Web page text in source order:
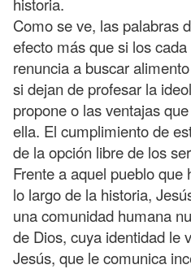
Como se ve, las palabras
efecto más que si los
renuncia a buscar
si dejan de profesar la
propone o las ventajas
ella. El cumplimiento de
de la opción libre de los
Frente a aquel pueblo
lo largo de la historia,
una comunidad humana
de Dios, cuya identidad le
Jesús, que le comunica